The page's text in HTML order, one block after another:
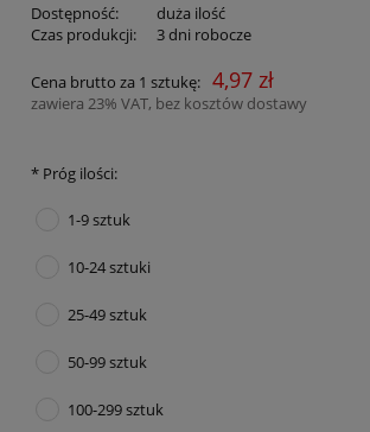
Dostępność:
duża ilość
Czas produkcji:
3 dni robocze
Cena brutto za 1 sztukę: 4,97 zł
zawiera 23% VAT, bez kosztów dostawy
* Próg ilości:
1-9 sztuk
10-24 sztuki
25-49 sztuk
50-99 sztuk
100-299 sztuk